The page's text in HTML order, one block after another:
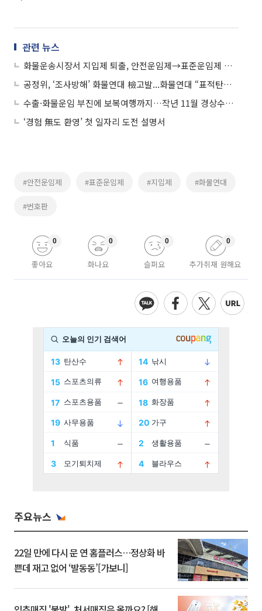
관련 뉴스
화물운송시장서 지입제 퇴출, 안전운임제→표준운임제 개편 추진
공정위, ‘조사방해’ 화물연대 檢고발...화물연대 “표적탄압” 반발
수출·화물운임 부진에 보복여행까지…작년 11월 경상수지 ‘석달만 적자’
‘경험 無도 환영’ 첫 일자리 도전 설명서
#안전운임제 #표준운임제 #지입제 #화물연대
#번호판
좋아요
0
화나요
0
슬퍼요
0
추가취재 원해요
0
주요뉴스
22일 만에 다시 문 연 홈플러스…정상화 바
쁜데 재고 없어 ‘발동동’[가보니]